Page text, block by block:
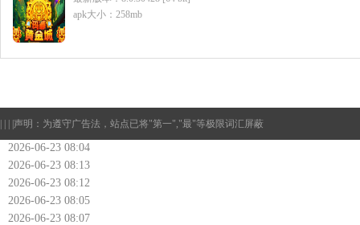
apk大小：258mb
声明：为遵守广告法，站点已将"第一","最"等极限词汇屏蔽
2026-06-23 08:04
2026-06-23 08:13
2026-06-23 08:12
2026-06-23 08:05
2026-06-23 08:07